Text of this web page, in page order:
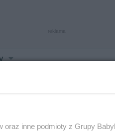
oraz inne podmioty z Grupy